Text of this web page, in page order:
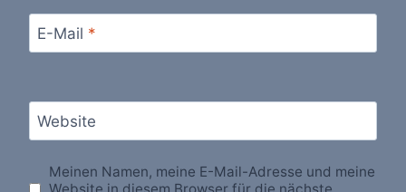
E-Mail *
Website
Meinen Namen, meine E-Mail-Adresse und meine